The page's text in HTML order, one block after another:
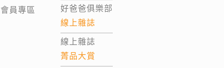
會員專區
好爸爸俱樂部
線上雜誌
線上雜誌
菁品大賞